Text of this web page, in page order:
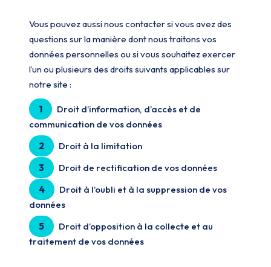
Vous pouvez aussi nous contacter si vous avez des
questions sur la manière dont nous traitons vos
données personnelles ou si vous souhaitez exercer
l’un ou plusieurs des droits suivants applicables sur
notre site :
1
Droit d’information, d’accès et de
communication de vos données
2
Droit à la limitation
3
Droit de rectification de vos données
4
Droit à l’oubli et à la suppression de vos
données
5
Droit d’opposition à la collecte et au
traitement de vos données